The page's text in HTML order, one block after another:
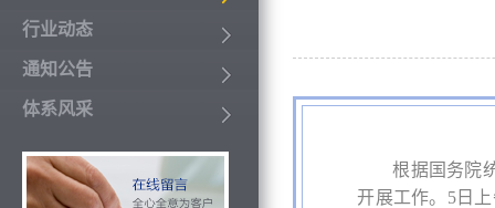
行业动态
通知公告
体系风采
根据国务院
开展工作。5日